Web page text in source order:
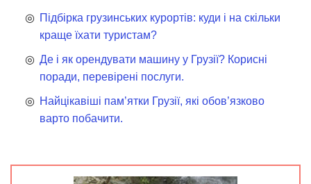
Підбірка грузинських курортів: куди і на скільки
краще їхати туристам?
Де і як орендувати машину у Грузії? Корисні
поради, перевірені послуги.
Найцікавіші пам’ятки Грузії, які обов’язково
варто побачити.